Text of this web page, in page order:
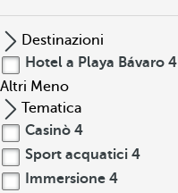
Destinazioni
Hotel a Playa Bávaro 4
Altri Meno
Tematica
Casinò 4
Sport acquatici 4
Immersione 4